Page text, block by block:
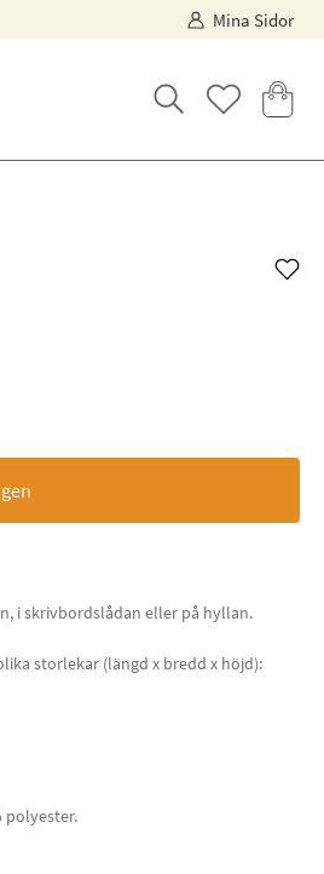
Mina Sidor
i skrivbordslådan eller på hyllan.
storlekar (längd x bredd x höjd):
polyester.